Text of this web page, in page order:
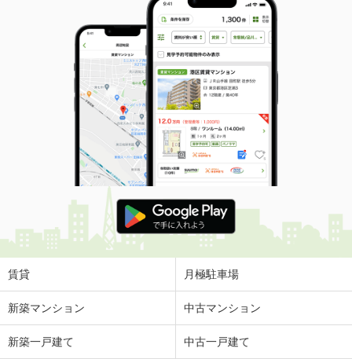
賃貸 月極駐車場
新築マンション 中古マンション
新築一戸建て 中古一戸建て